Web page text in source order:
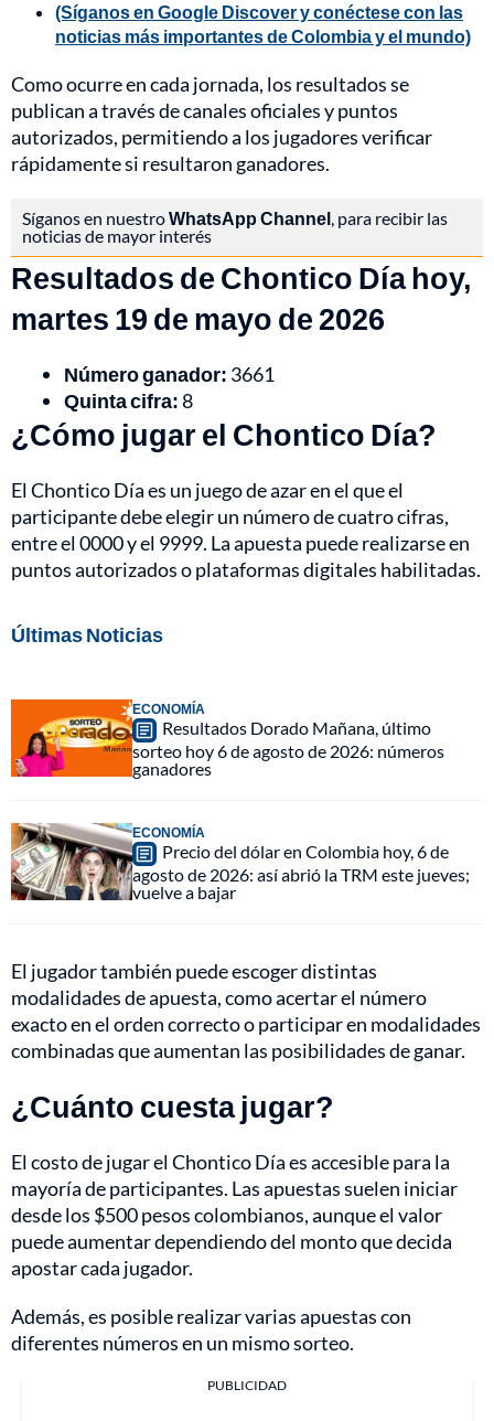
(Síganos en Google Discover y conéctese con las
noticias más importantes de Colombia y el mundo)
Como ocurre en cada jornada, los resultados se
publican a través de canales oficiales y puntos
autorizados, permitiendo a los jugadores verificar
rápidamente si resultaron ganadores.
Síganos en nuestroWhatsApp Channel, para recibir las
noticias de mayor interés
Resultados de Chontico Día hoy,
martes 19 de mayo de 2026
Número ganador: 3661
Quinta cifra:8
¿Cómo jugar el Chontico Día?
El Chontico Día es un juego de azar en el que el
participante debe elegir un número de cuatro cifras,
entre el 0000 y el 9999. La apuesta puede realizarse en
puntos autorizados o plataformas digitales habilitadas.
Últimas Noticias
ECONOMÍA
Resultados Dorado Mañana, último
sorteo hoy 6 de agosto de 2026: números
ganadores
ECONOMÍA
Precio del dólar en Colombia hoy, 6 de
agosto de 2026: así abrió la TRM este jueves;
vuelve a bajar
El jugador también puede escoger distintas
modalidades de apuesta, como acertar el número
exacto en el orden correcto o participar en modalidades
combinadas que aumentan las posibilidades de ganar.
¿Cuánto cuesta jugar?
El costo de jugar el Chontico Día es accesible para la
mayoría de participantes. Las apuestas suelen iniciar
desde los $500 pesos colombianos, aunque el valor
puede aumentar dependiendo del monto que decida
apostar cada jugador.
Además, es posible realizar varias apuestas con
diferentes números en un mismo sorteo.
PUBLICIDAD